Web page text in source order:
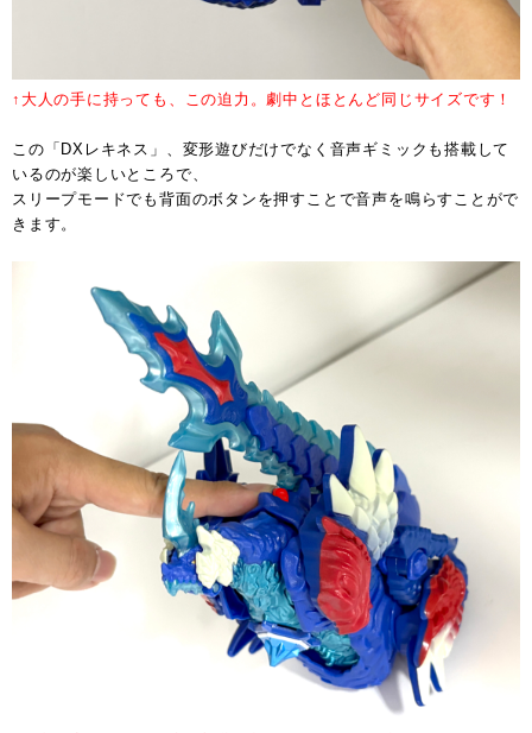
↑大人の手に持っても、この迫力。劇中とほとんど同じサイズです！
この「DXレキネス」、変形遊びだけでなく音声ギミックも搭載して
いるのが楽しいところで、
スリープモードでも背面のボタンを押すことで音声を鳴らすことがで
きます。